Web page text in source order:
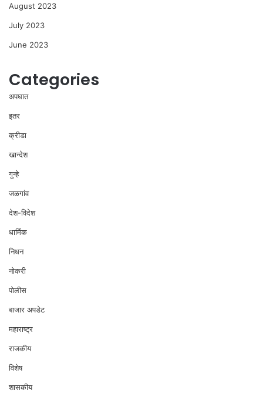
August 2023
July 2023
June 2023
Categories
अपघात
इतर
क्रीडा
खान्देश
गुन्हे
जळगांव
देश-विदेश
धार्मिक
निधन
नोकरी
पोलीस
बाजार अपडेट
महाराष्ट्र
राजकीय
विशेष
शासकीय